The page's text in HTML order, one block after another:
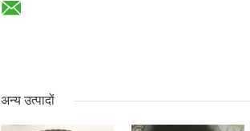
अन्य उत्पादों